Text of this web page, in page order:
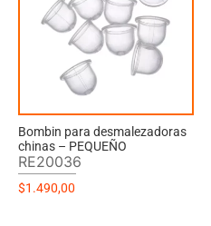
Bombin para desmalezadoras
chinas – PEQUEÑO
RE20036
$1.490,00